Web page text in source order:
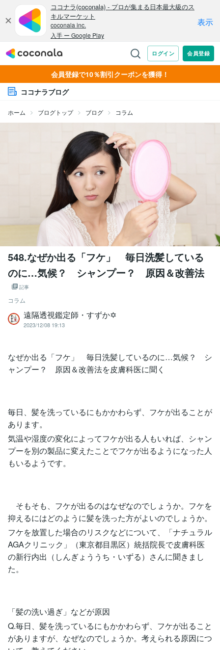
会員登録で10％割引クーポンを獲得！
ココナラブログ
ホーム ブログトップ ブログ コラム
548.なぜか出る「フケ」 毎日洗髪している
のに…気候？ シャンプー？ 原因＆改善法
記事
コラム
遠隔透視鑑定師・すずか✡
2023/12/08 19:13
なぜか出る「フケ」 毎日洗髪しているのに…気候？ シ
ャンプー？ 原因＆改善法を皮膚科医に聞く
毎日、髪を洗っているにもかかわらず、フケが出ることが
あります。
気温や湿度の変化によってフケが出る人もいれば、シャン
プーを別の製品に変えたことでフケが出るようになった人
もいるようです。
そもそも、フケが出るのはなぜなのでしょうか。フケを
抑えるにはどのように髪を洗った方がよいのでしょうか。
フケを放置した場合のリスクなどについて、「ナチュラル
AGAクリニック」（東京都目黒区）統括院長で皮膚科医
の新行内出（しんぎょううち・いずる）さんに聞きまし
た。
「髪の洗い過ぎ」などが原因
Q.毎日、髪を洗っているにもかかわらず、フケが出ること
がありますが、なぜなのでしょうか。考えられる原因につ